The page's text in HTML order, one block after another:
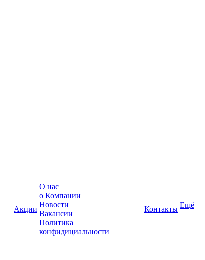
Акции
О нас
о Компании
Новости
Вакансии
Политика
конфидициальности
Контакты Ещё